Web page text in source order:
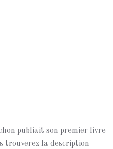
publiait son premier livre
trouverez la description